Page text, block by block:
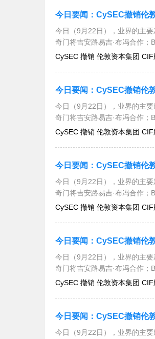
今日（9月22日），业界的主
奇门将吉安路易吉·布冯合作
CySEC 撤销 伦敦资本集团
今日（9月22日），业界的主
奇门将吉安路易吉·布冯合作
CySEC 撤销 伦敦资本集团
今日（9月22日），业界的主
奇门将吉安路易吉·布冯合作
CySEC 撤销 伦敦资本集团
今日（9月22日），业界的主
奇门将吉安路易吉·布冯合作
CySEC 撤销 伦敦资本集团
今日（9月22日），业界的主